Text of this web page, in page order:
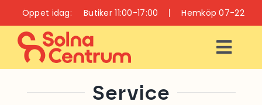
Fortsätt
till
innehållet
Öppet idag: Butiker 11:00-17:00 Hemköp 07-22
Service